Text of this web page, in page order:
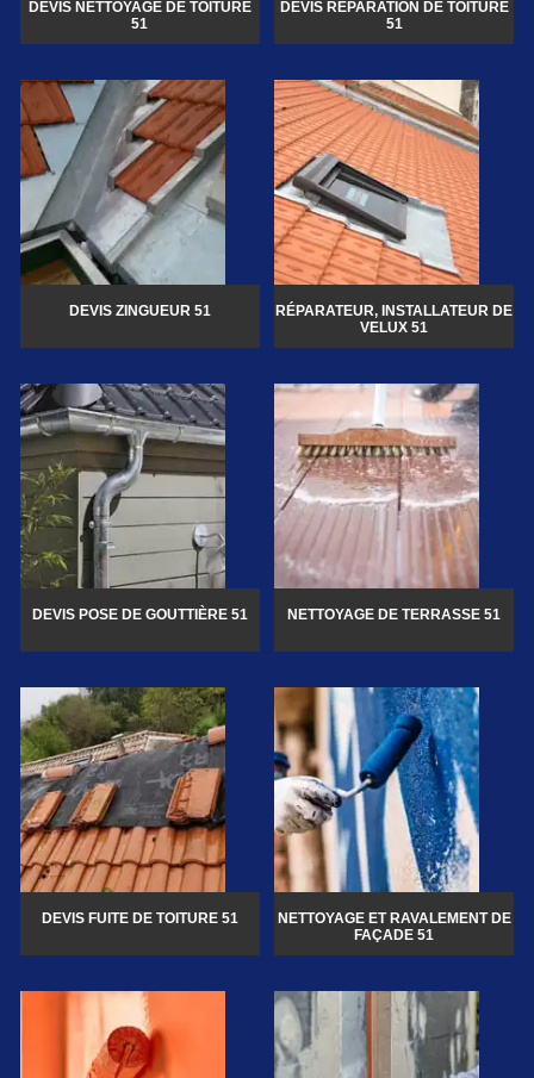
DEVIS NETTOYAGE DE TOITURE
51
DEVIS RÉPARATION DE TOITURE
51
DEVIS ZINGUEUR 51
RÉPARATEUR, INSTALLATEUR DE
VELUX 51
DEVIS POSE DE GOUTTIÈRE 51 NETTOYAGE DE TERRASSE 51
DEVIS FUITE DE TOITURE 51
NETTOYAGE ET RAVALEMENT DE
FAÇADE 51